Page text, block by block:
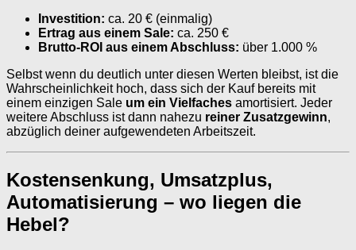
Investition: ca. 20 € (einmalig)
Ertrag aus einem Sale: ca. 250 €
Brutto-ROI aus einem Abschluss: über 1.000 %
Selbst wenn du deutlich unter diesen Werten bleibst, ist die
Wahrscheinlichkeit hoch, dass sich der Kauf bereits mit
einem einzigen Sale um ein Vielfaches amortisiert. Jeder
weitere Abschluss ist dann nahezu reiner Zusatzgewinn,
abzüglich deiner aufgewendeten Arbeitszeit.
Kostensenkung, Umsatzplus,
Automatisierung – wo liegen die
Hebel?